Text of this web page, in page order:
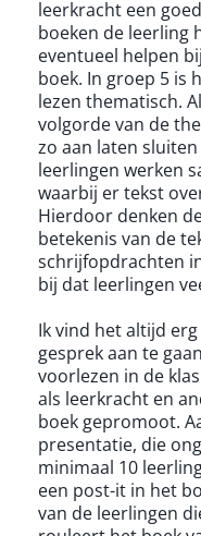
leerkracht een
boeken de leerling
eventueel helpen
boek. In groep 5 is
lezen thematisch.
volgorde van de
zo aan laten
leerlingen werken
waarbij er tekst
Hierdoor denken
betekenis van de
schrijfopdrachten
bij dat leerlingen
Ik vind het altijd
gesprek aan te
voorlezen in de
als leerkracht en
boek gepromoot.
presentatie, die
minimaal 10
een post-it in het
van de leerlingen